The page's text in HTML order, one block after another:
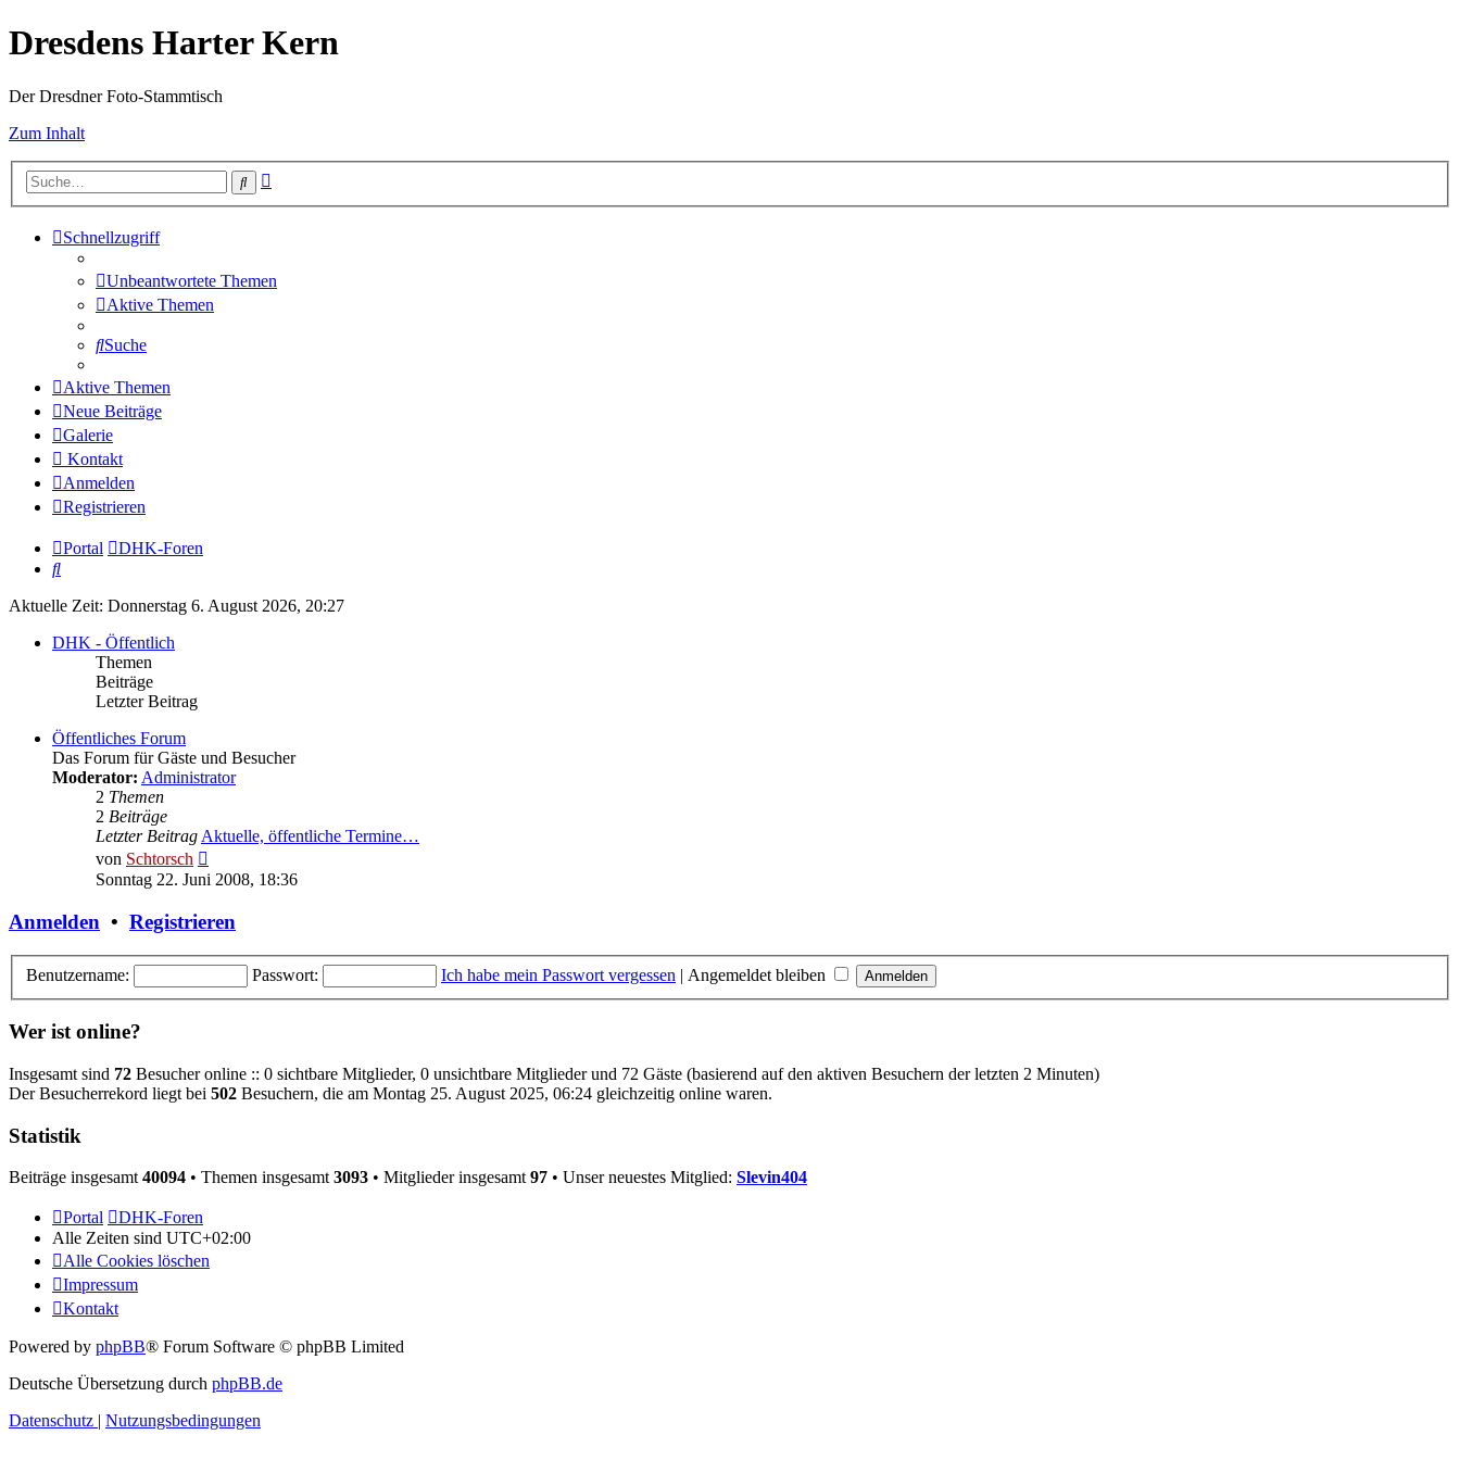
Dresdens Harter Kern
Der Dresdner Foto-Stammtisch
Zum Inhalt
Suche
Schnellzugriff
Unbeantwortete Themen
Aktive Themen
Suche
Aktive Themen
Neue Beiträge
Galerie
Kontakt
Anmelden
Registrieren
Portal
DHK-Foren
Suche
Aktuelle Zeit: Donnerstag 6. August 2026, 20:27
DHK - Öffentlich
Themen
Beiträge
Letzter Beitrag
Öffentliches Forum
Das Forum für Gäste und Besucher
Moderator: Administrator
2 Themen
2 Beiträge
Letzter BeitragAktuelle, öffentliche Termine…
von Schtorsch
Beitrag
Sonntag 22. Juni 2008, 18:36
Anmelden • Registrieren
Benutzername: Passwort: Ich habe mein Passwort vergessen | Angemeldet bleiben
Wer ist online?
Insgesamt sind 72 Besucher online :: 0 sichtbare Mitglieder, 0 unsichtbare Mitglieder und 72 Gäste (basierend auf den aktiven Besuchern der letzten 2 Minuten)
Der Besucherrekord liegt bei 502 Besuchern, die am Montag 25. August 2025, 06:24 gleichzeitig online waren.
Statistik
Beiträge insgesamt 40094 • Themen insgesamt 3093 • Mitglieder insgesamt 97 • Unser neuestes Mitglied: Slevin404
Portal
DHK-Foren
Alle Zeiten sind UTC+02:00
Alle Cookies löschen
Impressum
Kontakt
Powered by phpBB® Forum Software © phpBB Limited
Deutsche Übersetzung durch phpBB.de
Datenschutz | Nutzungsbedingungen